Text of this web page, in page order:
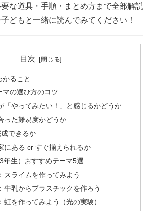
な道具・手順・まとめ方まで全部解説
どもと一緒に読んでみてください！
目次
かること
マの選び方のコツ
「やってみたい！」と感じるかどうか
った難易度かどうか
できるか
にある or すぐ揃えられるか
年生）おすすめテーマ5選
スライムを作ってみよう
牛乳からプラスチックを作ろう
を作ってみよう（光の実験）